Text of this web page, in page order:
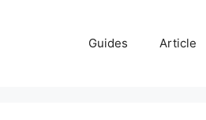
Guides Article